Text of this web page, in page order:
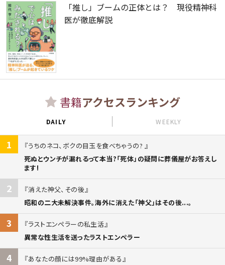
「推し」ブームの正体とは？ 現役精神科
医が徹底解説
書籍アクセスランキング
DAILY WEEKLY
1
うちのネコ、ボクの目玉を食べちゃうの?
死ぬとウンチが漏れるって本当?「死体」の疑問に葬儀屋がお答えし
ます!
2
消えた神父、その後
昭和の二大未解決事件。海外に消えた「神父」はその後...。
3
ラストエンペラーの私生活
異常な性生活を送ったラストエンペラー
4
あなたの顔には99%理由がある